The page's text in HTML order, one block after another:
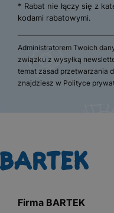
* Rabat nie łączy się z
kodami rabatowymi.
Administratorem Twoich
związku z wysyłką
temat zasad przetwarzania
znajdziesz w Polityce
Firma BARTEK